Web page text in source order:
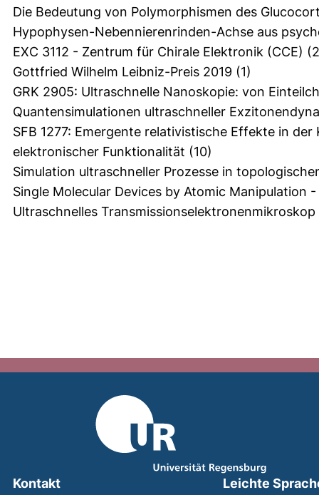
Die Bedeutung von Polymorphismen des
Hypophysen-Nebennierenrinden-Achse aus
EXC 3112 - Zentrum für Chirale Elektronik (CCE)
Gottfried Wilhelm Leibniz-Preis 2019 (1)
GRK 2905: Ultraschnelle Nanoskopie: von
Quantensimulationen ultraschneller
SFB 1277: Emergente relativistische Effekte in
elektronischer Funktionalität (10)
Simulation ultraschneller Prozesse in
Single Molecular Devices by Atomic Manipulation -
Ultraschnelles
Kontakt
Leichte